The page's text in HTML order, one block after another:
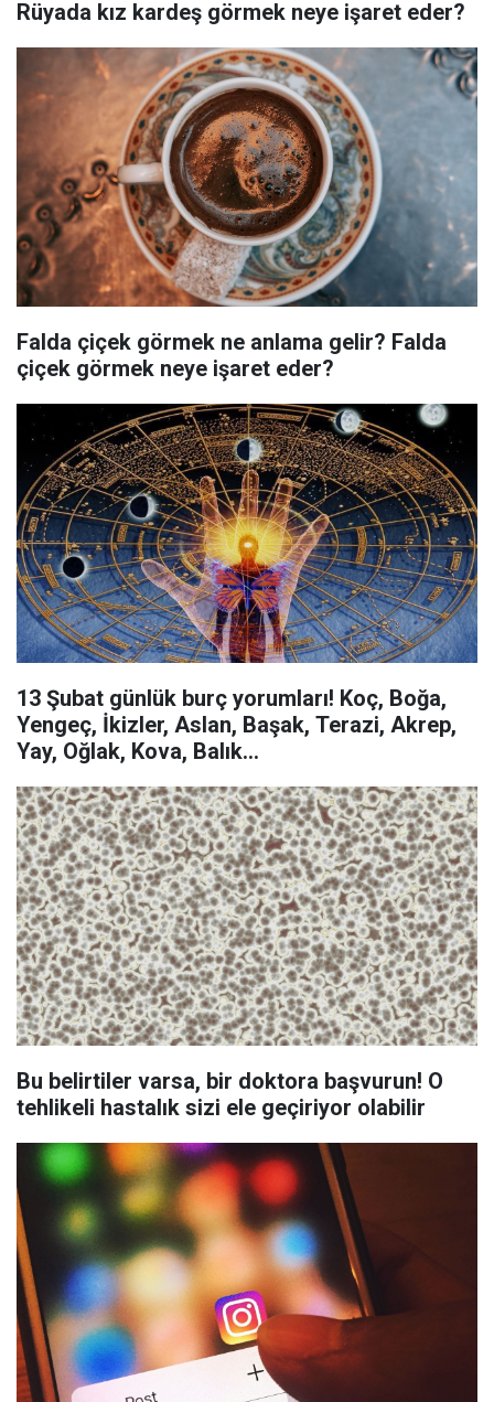
Rüyada kız kardeş görmek neye işaret eder?
Falda çiçek görmek ne anlama gelir? Falda
çiçek görmek neye işaret eder?
13 Şubat günlük burç yorumları! Koç, Boğa,
Yengeç, İkizler, Aslan, Başak, Terazi, Akrep,
Yay, Oğlak, Kova, Balık...
Bu belirtiler varsa, bir doktora başvurun! O
tehlikeli hastalık sizi ele geçiriyor olabilir